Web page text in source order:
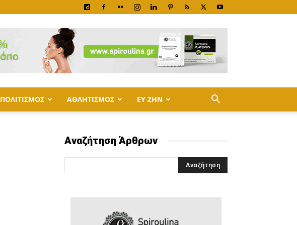
ΠΟΛΙΤΙΣΜΟΣ ΑΘΛΗΤΙΣΜΟΣ ΕΥ ΖΗΝ
Αναζήτηση Άρθρων